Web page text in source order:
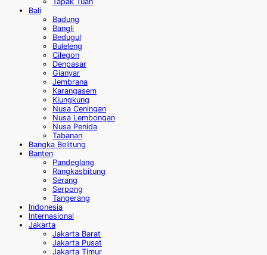
Bali
Badung
Bangli
Bedugul
Buleleng
Cilegon
Denpasar
Gianyar
Jembrana
Karangasem
Klungkung
Nusa Ceningan
Nusa Lembongan
Nusa Penida
Tabanan
Bangka Belitung
Banten
Pandeglang
Rangkasbitung
Serang
Serpong
Tangerang
Indonesia
Internasional
Jakarta
Jakarta Barat
Jakarta Pusat
Jakarta Timur